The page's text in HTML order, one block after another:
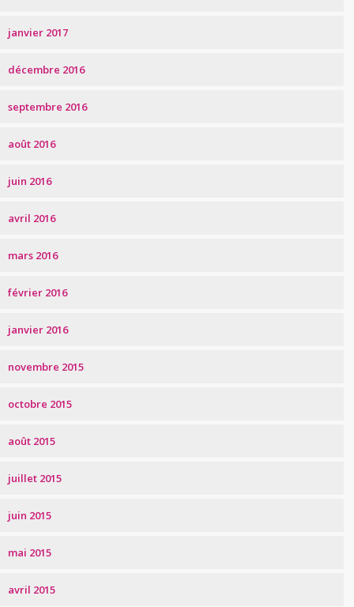
janvier 2017
décembre 2016
septembre 2016
août 2016
juin 2016
avril 2016
mars 2016
février 2016
janvier 2016
novembre 2015
octobre 2015
août 2015
juillet 2015
juin 2015
mai 2015
avril 2015